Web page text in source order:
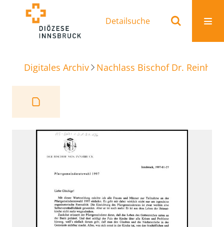
Detailsuche
Digitales Archiv Nachlass Bischof Dr.